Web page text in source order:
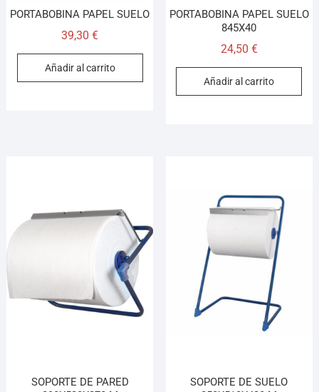
PORTABOBINA PAPEL SUELO
39,30€
Añadir al carrito
PORTABOBINA PAPEL SUELO
845X40
24,50 €
Añadir al carrito
SOPORTE DE PARED
SOPORTE DE SUELO